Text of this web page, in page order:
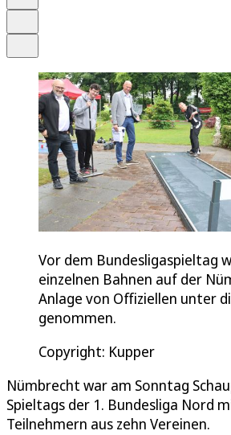
Vor dem Bundesligaspieltag
einzelnen Bahnen auf der
Anlage von Offiziellen unter
genommen.
Copyright: Kupper
Nümbrecht war am Sonntag
Spieltags der 1. Bundesliga Nord
Teilnehmern aus zehn Vereinen.